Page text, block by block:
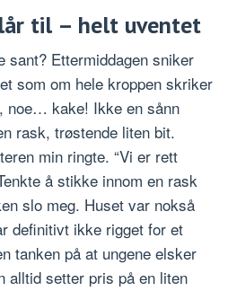
til – helt uventet
sant? Ettermiddagen sniker
som om hele kroppen skriker
noe… kake! Ikke en sånn
rask, trøstende liten bit.
min ringte. “Vi er rett
å stikke innom en rask
slo meg. Huset var nokså
definitivt ikke rigget for et
tanken på at ungene elsker
alltid setter pris på en liten